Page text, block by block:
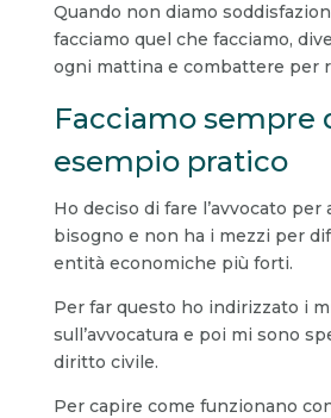
Quando non diamo
facciamo quel che facciamo,
ogni mattina e combattere per
Facciamo sempre
esempio pratico
Ho deciso di fare l’avvocato per
bisogno e non ha i mezzi per
entità economiche più forti.
Per far questo ho indirizzato i
sull’avvocatura e poi mi sono
diritto civile.
Per capire come funzionano